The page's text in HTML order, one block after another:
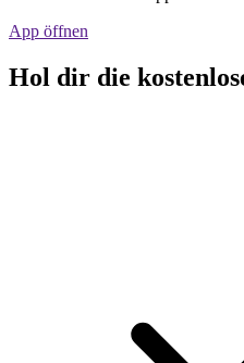
App öffnen
Hol dir die